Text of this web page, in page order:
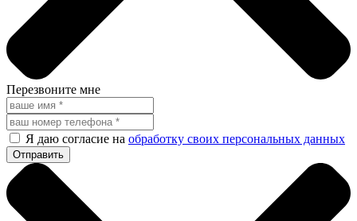
Перезвоните мне
Я даю согласие на обработку своих персональных данных